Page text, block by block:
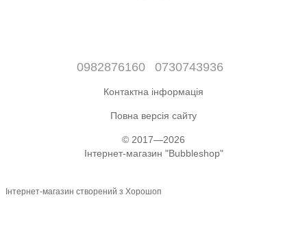
0982876160 0730743936
Контактна інформація
Повна версія сайту
© 2017—2026
Інтернет-магазин "Bubbleshop"
Інтернет-магазин створений з Хорошоп